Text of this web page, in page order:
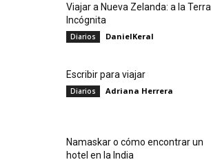
Viajar a Nueva Zelanda: a la Terra
Incógnita
Diarios DanielKeral
Escribir para viajar
Diarios Adriana Herrera
Namaskar o cómo encontrar un
hotel en la India